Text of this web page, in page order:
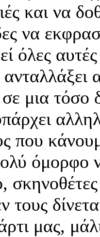
και να
να
όλες
σε μια
που
όμορφο
τους
μας,